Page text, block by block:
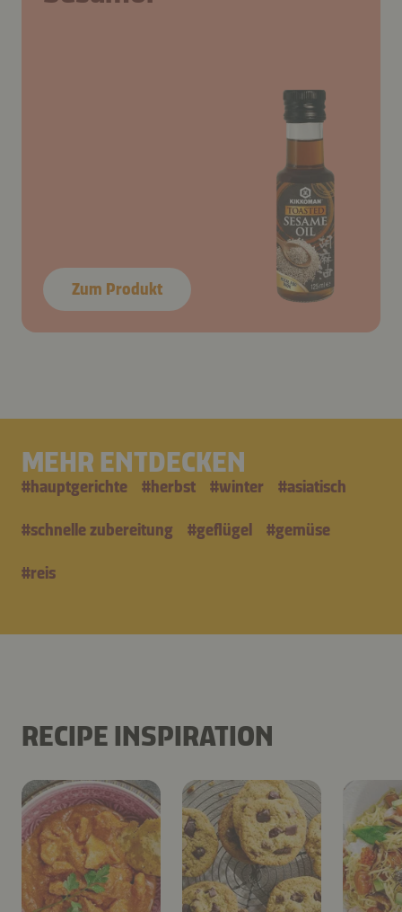
Zum Produkt
MEHR ENTDECKEN
#hauptgerichte #herbst #winter #asiatisch
#schnelle zubereitung #geflügel #gemüse
#reis
RECIPE INSPIRATION